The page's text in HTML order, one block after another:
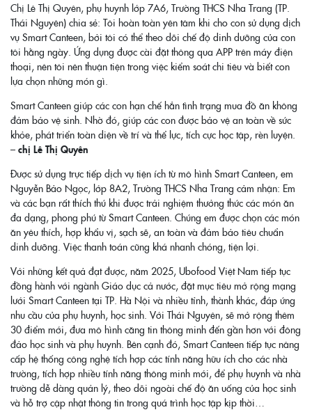
Chị Lê Thị Quyên, phụ huynh lớp 7A6, Trường THCS Nha Trang (TP.
Thái Nguyên) chia sẻ: Tôi hoàn toàn yên tâm khi cho con sử dụng dịch
vụ Smart Canteen, bởi tôi có thể theo dõi chế độ dinh dưỡng của con
tôi hằng ngày. Ứng dụng được cài đặt thông qua APP trên máy điện
thoại, nên tôi nên thuận tiện trong việc kiểm soát chi tiêu và biết con
lựa chọn những món gì.
Smart Canteen giúp các con hạn chế hẳn tình trạng mua đồ ăn không
đảm bảo vệ sinh. Nhờ đó, giúp các con được bảo vệ an toàn về sức
khỏe, phát triển toàn diện về trí và thể lực, tích cực học tập, rèn luyện.
– chị Lê Thị Quyên
Được sử dụng trực tiếp dịch vụ tiện ích từ mô hình Smart Canteen, em
Nguyễn Bảo Ngọc, lớp 8A2, Trường THCS Nha Trang cảm nhận: Em
và các bạn rất thích thú khi được trải nghiệm thưởng thức các món ăn
đa dạng, phong phú từ Smart Canteen. Chúng em được chọn các món
ăn yêu thích, hợp khẩu vị, sạch sẽ, an toàn và đảm bảo tiêu chuẩn
dinh dưỡng. Việc thanh toán cũng khá nhanh chóng, tiện lợi.
Với những kết quả đạt được, năm 2025, Ubofood Việt Nam tiếp tục
đồng hành với ngành Giáo dục cả nước, đặt mục tiêu mở rộng mạng
lưới Smart Canteen tại TP. Hà Nội và nhiều tỉnh, thành khác, đáp ứng
nhu cầu của phụ huynh, học sinh. Với Thái Nguyên, sẽ mở rộng thêm
30 điểm mới, đưa mô hình căng tin thông minh đến gần hơn với đông
đảo học sinh và phụ huynh. Bên cạnh đó, Smart Canteen tiếp tục nâng
cấp hệ thống công nghệ tích hợp các tính năng hữu ích cho các nhà
trường, tích hợp nhiều tính năng thông minh mới, để phụ huynh và nhà
trường dễ dàng quản lý, theo dõi ngoài chế độ ăn uống của học sinh
và hỗ trợ cập nhật thông tin trong quá trình học tập kịp thời…